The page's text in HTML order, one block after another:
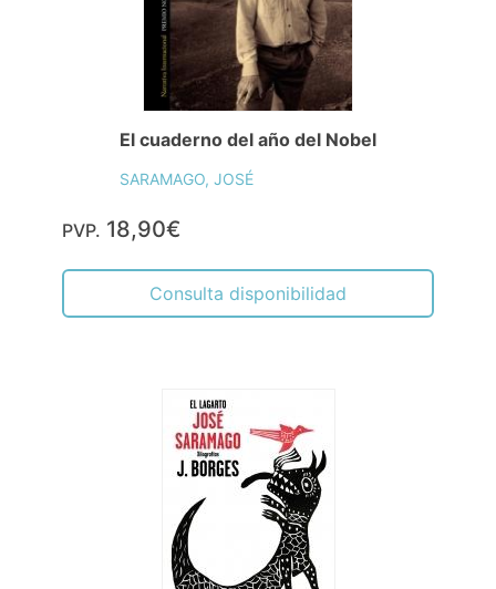
El cuaderno del año del Nobel
SARAMAGO, JOSÉ
PVP. 18,90€
Consulta disponibilidad